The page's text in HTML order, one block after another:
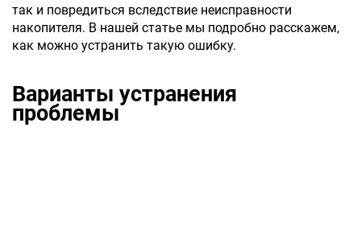
так и повредиться вследствие неисправности
накопителя. В нашей статье мы подробно расскажем,
как можно устранить такую ошибку.
Варианты устранения
проблемы